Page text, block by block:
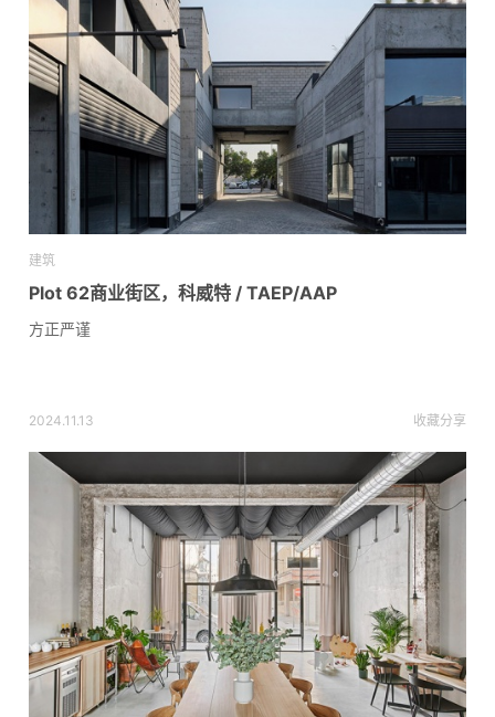
建筑
Plot 62商业街区，科威特 / TAEP/AAP
方正严谨
2024.11.13 收藏分享